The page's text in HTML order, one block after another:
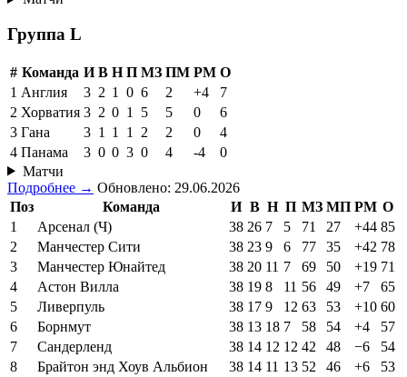
Группа L
# Команда И В Н П МЗ ПМ РМ О
1 Англия 3 2 1 0 6 2 +4
7
2 Хорватия 3 2 0 1 5 5 0
6
3 Гана 3 1 1 1 2 2 0
4
4 Панама 3 0 0 3 0 4 -4
0
Матчи
Подробнее → Обновлено: 29.06.2026
Поз
Команда И В Н П МЗ МП РМ О
1
Арсенал (Ч) 38 26 7 5 71 27 +44 85
2
Манчестер Сити 38 23 9 6 77 35 +42 78
3
Манчестер Юнайтед 38 20 11 7 69 50 +19 71
4
Астон Вилла 38 19 8 11 56 49 +7
65
5
Ливерпуль 38 17 9 12 63 53 +10 60
6
Борнмут 38 13 18 7 58 54 +4
57
7
Сандерленд 38 14 12 12 42 48 −6
54
8
Брайтон энд Хоув Альбион 38 14 11 13 52 46 +6
53